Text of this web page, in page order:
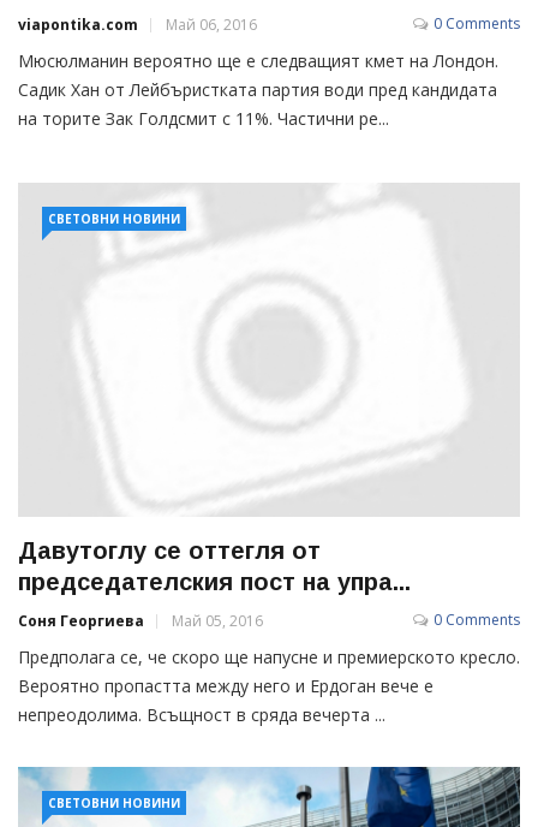
viapontika.com Май 06, 2016 0 Comments
Мюсюлманин вероятно ще е следващият кмет на Лондон.
Садик Хан от Лейбъристката партия води пред кандидата
на торите Зак Голдсмит с 11%. Частични ре...
СВЕТОВНИ НОВИНИ
Давутоглу се оттегля от
председателския пост на упра...
Соня Георгиева Май 05, 2016 0 Comments
Предполага се, че скоро ще напусне и премиерското кресло.
Вероятно пропастта между него и Ердоган вече е
непреодолима. Всъщност в сряда вечерта ...
СВЕТОВНИ НОВИНИ